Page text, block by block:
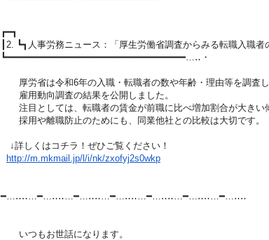
┏━┓
┃2. ┗┓人事労務ニュース：「厚生労働省調査からみる転職入職者
┗━━━━━━━━━━━━━━━━━━━━━━━━━━━━━━━━…‥・
厚労省は令和6年の入職・転職者の数や年齢・理由等を調査
雇用動向調査の結果を公開しました。
注目としては、転職者の賃金が前職に比べ増加割合が大きい
採用や離職防止のためにも、同業他社との比較は大切です。
↓詳しくはコチラ！ぜひご覧ください！
http://m.mkmail.jp/l/i/nk/zxofyj2s0wkp
━…‥‥…━…‥‥…━…‥‥…━…‥‥…━…‥‥…━…‥‥…━…‥‥
いつもお世話になります。